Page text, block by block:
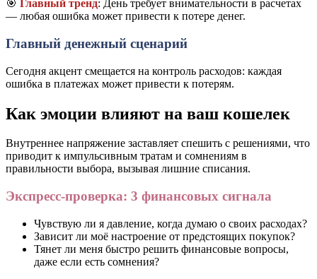
🎯 Главный тренд: День требует внимательности в расчетах
— любая ошибка может привести к потере денег.
Главный денежный сценарий
Сегодня акцент смещается на контроль расходов: каждая
ошибка в платежах может привести к потерям.
Как эмоции влияют на ваш кошелек
Внутреннее напряжение заставляет спешить с решениями, что
приводит к импульсивным тратам и сомнениям в
правильности выбора, вызывая лишние списания.
Экспресс-проверка: 3 финансовых сигнала
Чувствую ли я давление, когда думаю о своих расходах?
Зависит ли моё настроение от предстоящих покупок?
Тянет ли меня быстро решить финансовые вопросы,
даже если есть сомнения?